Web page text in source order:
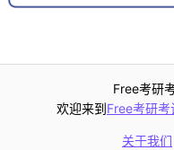
Free考研
欢迎来到Free考研考
关于我们